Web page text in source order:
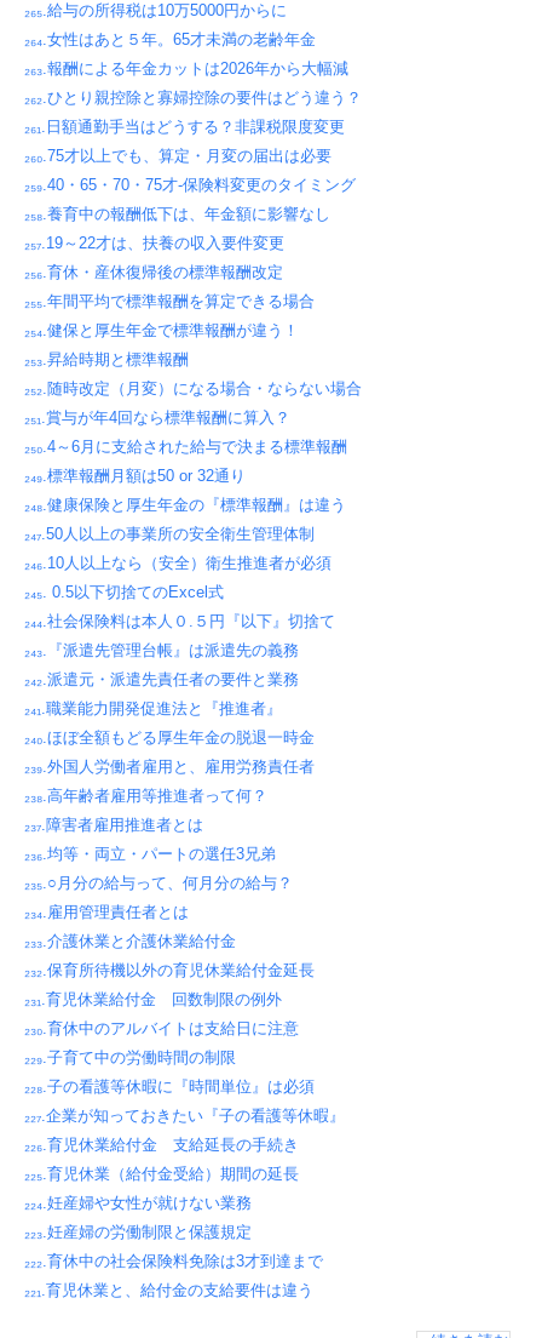
₂₆₅.給与の所得税は10万5000円からに
₂₆₄.女性はあと５年。65才未満の老齢年金
₂₆₃.報酬による年金カットは2026年から大幅減
₂₆₂.ひとり親控除と寡婦控除の要件はどう違う？
₂₆₁.日額通勤手当はどうする？非課税限度変更
₂₆₀.75才以上でも、算定・月変の届出は必要
₂₅₉.40・65・70・75才-保険料変更のタイミング
₂₅₈.養育中の報酬低下は、年金額に影響なし
₂₅₇.19～22才は、扶養の収入要件変更
₂₅₆.育休・産休復帰後の標準報酬改定
₂₅₅.年間平均で標準報酬を算定できる場合
₂₅₄.健保と厚生年金で標準報酬が違う！
₂₅₃.昇給時期と標準報酬
₂₅₂.随時改定（月変）になる場合・ならない場合
₂₅₁.賞与が年4回なら標準報酬に算入？
₂₅₀.4～6月に支給された給与で決まる標準報酬
₂₄₉.標準報酬月額は50 or 32通り
₂₄₈.健康保険と厚生年金の『標準報酬』は違う
₂₄₇.50人以上の事業所の安全衛生管理体制
₂₄₆.10人以上なら（安全）衛生推進者が必須
₂₄₅. 0.5以下切捨てのExcel式
₂₄₄.社会保険料は本人０.５円『以下』切捨て
₂₄₃.『派遣先管理台帳』は派遣先の義務
₂₄₂.派遣元・派遣先責任者の要件と業務
₂₄₁.職業能力開発促進法と『推進者』
₂₄₀.ほぼ全額もどる厚生年金の脱退一時金
₂₃₉.外国人労働者雇用と、雇用労務責任者
₂₃₈.高年齢者雇用等推進者って何？
₂₃₇.障害者雇用推進者とは
₂₃₆.均等・両立・パートの選任3兄弟
₂₃₅.○月分の給与って、何月分の給与？
₂₃₄.雇用管理責任者とは
₂₃₃.介護休業と介護休業給付金
₂₃₂.保育所待機以外の育児休業給付金延長
₂₃₁.育児休業給付金 回数制限の例外
₂₃₀.育休中のアルバイトは支給日に注意
₂₂₉.子育て中の労働時間の制限
₂₂₈.子の看護等休暇に『時間単位』は必須
₂₂₇.企業が知っておきたい『子の看護等休暇』
₂₂₆.育児休業給付金 支給延長の手続き
₂₂₅.育児休業（給付金受給）期間の延長
₂₂₄.妊産婦や女性が就けない業務
₂₂₃.妊産婦の労働制限と保護規定
₂₂₂.育休中の社会保険料免除は3才到達まで
₂₂₁.育児休業と、給付金の支給要件は違う